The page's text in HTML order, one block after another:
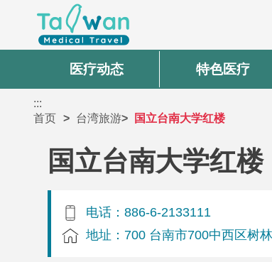
医疗动态 特色医疗
:::
首页
台湾旅游 国立台南大学红楼
国立台南大学红楼
电话：886-6-2133111
地址：700 台南市700中西区树